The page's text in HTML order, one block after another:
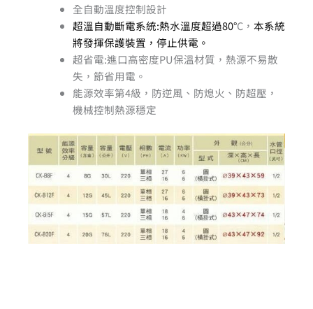
全自動溫度控制設計
超溫自動斷電系統:熱水溫度超過80°C， 本系統
將發揮保護裝置，停止供電。
超省電:進口高密度PU保溫材質，熱源不易散
失，節省用電。
能源效率第4級，防逆風、防熄火、防超壓，
機械控制熱源穩定